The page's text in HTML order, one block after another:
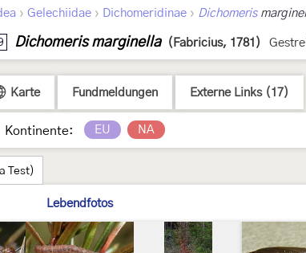
› Gelechiidae › Dichomeridinae › Dichomeris
Dichomeris marginella (Fabricius, 1781)
Karte Fundmeldungen Externe Links (17)
Kontinente: EU NA
Test)
Lebendfotos